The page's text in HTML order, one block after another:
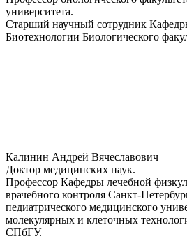
университета.
Старший научный сотрудник
Биотехнологии Биологического
Калинин Андрей Вячеславович
Доктор медицинских наук.
Профессор Кафедры лечебной
врачебного контроля Санкт-
педиатрического медицинского
молекулярных и клеточных
СПбГУ.